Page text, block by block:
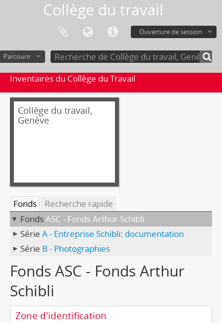
Collège du travail
Ouverture de session
Parcourir
Inventaires du Collège du Travail
Collège du travail,
Genève
Fonds
Recherche rapide
FondsASC - Fonds Arthur Schibli
Série A - Entreprise Schibli: documentation
Série B - Photographies
Fonds ASC - Fonds Arthur
Schibli
Zone d'identification